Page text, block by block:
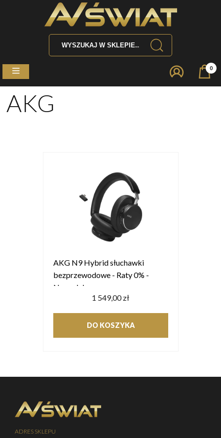
0
AKG
AKG N9 Hybrid słuchawki
bezprzewodowe - Raty 0% -
Negocjuj cenę
1 549,00 zł
DO KOSZYKA
ADRES SKLEPU